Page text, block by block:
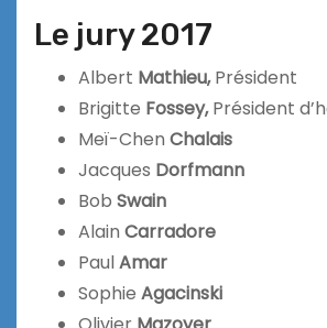
Le jury 2017
Albert Mathieu,Président
Brigitte Fossey,Président
Meï-Chen Chalais
Jacques Dorfmann
Bob Swain
Alain Carradore
PaulAmar
Sophie Agacinski